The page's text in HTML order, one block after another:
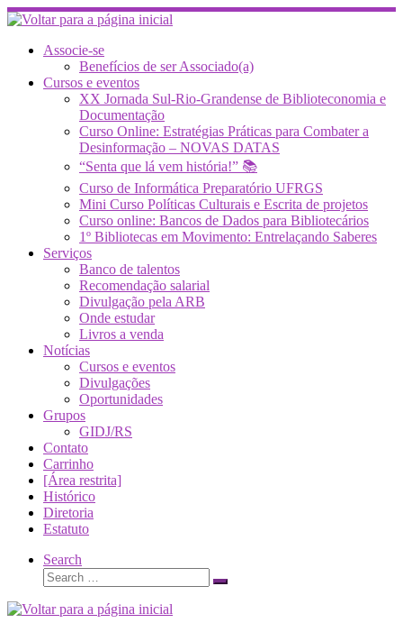
Skip
to
contentAssocie-se
Benefícios de ser Associado(a)
Cursos e eventos
XX Jornada Sul-Rio-Grandense de Biblioteconomia e
Documentação
Curso Online: Estratégias Práticas para Combater a
Desinformação – NOVAS DATAS
“Senta que lá vem história!” 📚
Curso de Informática Preparatório UFRGS
Mini Curso Políticas Culturais e Escrita de projetos
Curso online: Bancos de Dados para Bibliotecários
1º Bibliotecas em Movimento: Entrelaçando Saberes
Serviços
Banco de talentos
Recomendação salarial
Divulgação pela ARB
Onde estudar
Livros a venda
Notícias
Cursos e eventos
Divulgações
Oportunidades
Grupos
GIDJ/RS
Contato
Carrinho
[Área restrita]
Histórico
Diretoria
Estatuto
Search
Search
Search